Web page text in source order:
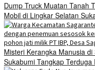
Dump Truck Muatan Tanah
Mobil di Lingkar Selatan
Misteri Kerangka Manusia
Sukabumi Tangkap